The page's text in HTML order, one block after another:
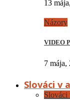
13
Názory
VIDEO
7 mája,
Slováci v
Slováci